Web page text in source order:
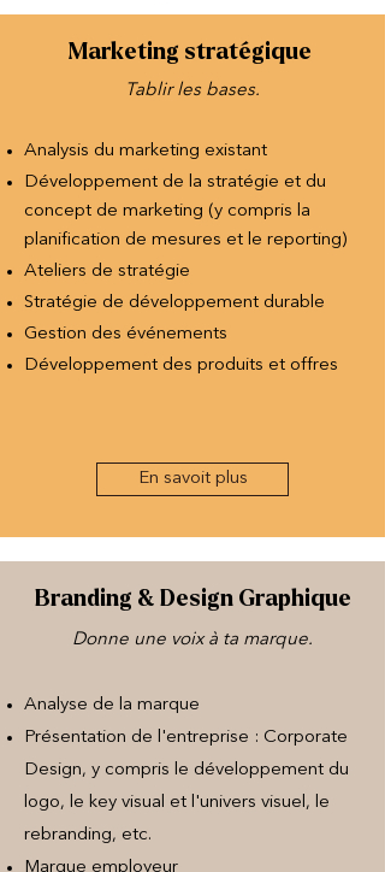
Marketing stratégique
Tablir les bases.
Analysis du marketing existant
Développement de la stratégie et du
concept de marketing (y compris la
planification de mesures et le reporting)
Ateliers de stratégie
Stratégie de développement durable
Gestion des événements
Développement des produits et offres
En savoit plus
Branding & Design Graphique
Donne une voix à ta marque.
Analyse de la marque
Présentation de l'entreprise : Corporate
Design, y compris le développement du
logo, le key visual et l'univers visuel, le
rebranding, etc.
Marque employeur